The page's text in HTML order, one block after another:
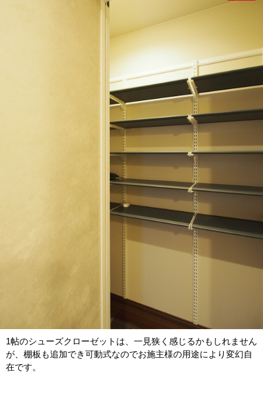
1帖のシューズクローゼットは、一見狭く感じるかもしれません
が、棚板も追加でき可動式なのでお施主様の用途により変幻自
在です。